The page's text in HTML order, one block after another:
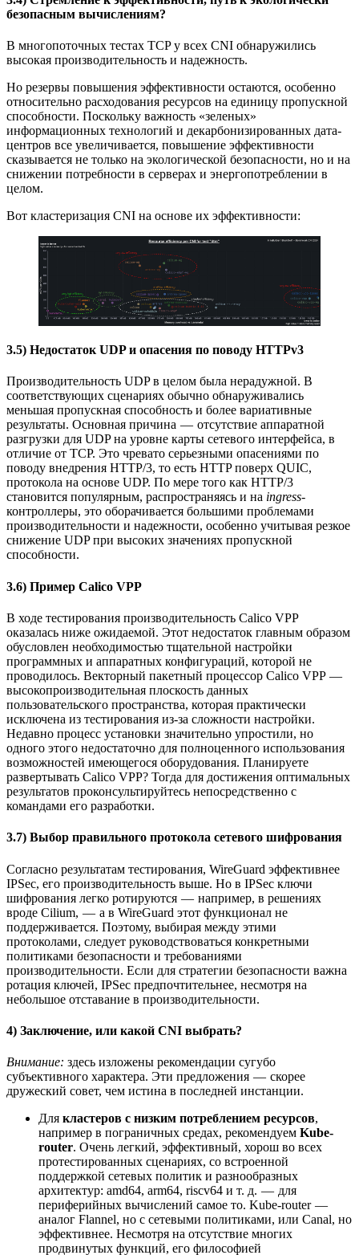
безопасным вычислениям?
В многопоточных тестах TCP у всех CNI обнаружились
высокая производительность и надежность.
Но резервы повышения эффективности остаются, особенно
относительно расходования ресурсов на единицу пропускной
способности. Поскольку важность «зеленых»
информационных технологий и декарбонизированных дата-
центров все увеличивается, повышение эффективности
сказывается не только на экологической безопасности, но и на
снижении потребности в серверах и энергопотреблении в
целом.
Вот кластеризация CNI на основе их эффективности:
3.5) Недостаток UDP и опасения по поводу HTTPv3
Производительность UDP в целом была нерадужной. В
соответствующих сценариях обычно обнаруживались
меньшая пропускная способность и более вариативные
результаты. Основная причина — отсутствие аппаратной
разгрузки для UDP на уровне карты сетевого интерфейса, в
отличие от TCP. Это чревато серьезными опасениями по
поводу внедрения HTTP/3, то есть HTTP поверх QUIC,
протокола на основе UDP. По мере того как HTTP/3
становится популярным, распространяясь и на ingress-
контроллеры, это оборачивается большими проблемами
производительности и надежности, особенно учитывая резкое
снижение UDP при высоких значениях пропускной
способности.
3.6) Пример Calico VPP
В ходе тестирования производительность Calico VPP
оказалась ниже ожидаемой. Этот недостаток главным образом
обусловлен необходимостью тщательной настройки
программных и аппаратных конфигураций, которой не
проводилось. Векторный пакетный процессор Calico VPP —
высокопроизводительная плоскость данных
пользовательского пространства, которая практически
исключена из тестирования из-за сложности настройки.
Недавно процесс установки значительно упростили, но
одного этого недостаточно для полноценного использования
возможностей имеющегося оборудования. Планируете
развертывать Calico VPP? Тогда для достижения оптимальных
результатов проконсультируйтесь непосредственно с
командами его разработки.
3.7) Выбор правильного протокола сетевого шифрования
Согласно результатам тестирования, WireGuard эффективнее
IPSec, его производительность выше. Но в IPSec ключи
шифрования легко ротируются — например, в решениях
вроде Cilium, — а в WireGuard этот функционал не
поддерживается. Поэтому, выбирая между этими
протоколами, следует руководствоваться конкретными
политиками безопасности и требованиями
производительности. Если для стратегии безопасности важна
ротация ключей, IPSec предпочтительнее, несмотря на
небольшое отставание в производительности.
4) Заключение, или какой CNI выбрать?
Внимание: здесь изложены рекомендации сугубо
субъективного характера. Эти предложения — скорее
дружеский совет, чем истина в последней инстанции.
Для кластеров с низким потреблением ресурсов,
например в пограничных средах, рекомендуем Kube-
router. Очень легкий, эффективный, хорош во всех
протестированных сценариях, со встроенной
поддержкой сетевых политик и разнообразных
архитектур: amd64, arm64, riscv64 и т. д. — для
периферийных вычислений самое то. Kube-router —
аналог Flannel, но с сетевыми политиками, или Canal, но
эффективнее. Несмотря на отсутствие многих
продвинутых функций, его философией